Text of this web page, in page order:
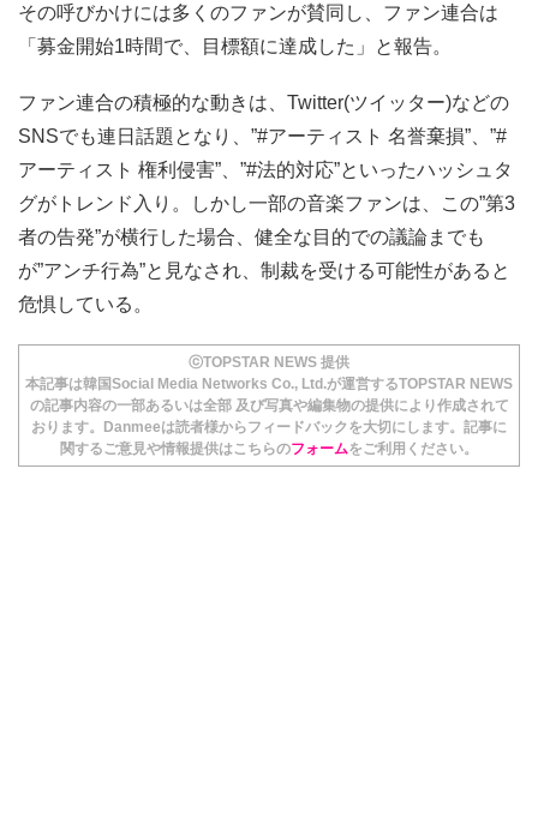
その呼びかけには多くのファンが賛同し、ファン連合は
「募金開始1時間で、目標額に達成した」と報告。
ファン連合の積極的な動きは、Twitter(ツイッター)などの
SNSでも連日話題となり、”#アーティスト 名誉棄損”、”#
アーティスト 権利侵害”、”#法的対応”といったハッシュタ
グがトレンド入り。しかし一部の音楽ファンは、この”第3
者の告発”が横行した場合、健全な目的での議論までも
が”アンチ行為”と見なされ、制裁を受ける可能性があると
危惧している。
ⓒTOPSTAR NEWS 提供
本記事は韓国Social Media Networks Co., Ltd.が運営するTOPSTAR NEWS
の記事内容の一部あるいは全部 及び写真や編集物の提供により作成されて
おります。Danmeeは読者様からフィードバックを大切にします。記事に
関するご意見や情報提供はこちらのフォームをご利用ください。